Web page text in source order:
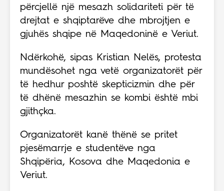
përcjellë një mesazh solidariteti për të
drejtat e shqiptarëve dhe mbrojtjen e
gjuhës shqipe në Maqedoninë e Veriut.
Ndërkohë, sipas Kristian Nelës, protesta
mundësohet nga vetë organizatorët për
të hedhur poshtë skepticizmin dhe për
të dhënë mesazhin se kombi është mbi
gjithçka.
Organizatorët kanë thënë se pritet
pjesëmarrje e studentëve nga
Shqipëria, Kosova dhe Maqedonia e
Veriut.